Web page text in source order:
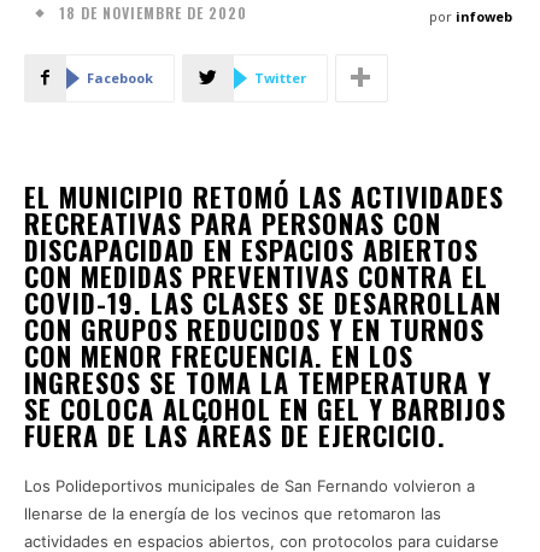
18 DE NOVIEMBRE DE 2020 por infoweb
Facebook Twitter
EL MUNICIPIO RETOMÓ LAS ACTIVIDADES
RECREATIVAS PARA PERSONAS CON
DISCAPACIDAD EN ESPACIOS ABIERTOS
CON MEDIDAS PREVENTIVAS CONTRA EL
COVID-19. LAS CLASES SE DESARROLLAN
CON GRUPOS REDUCIDOS Y EN TURNOS
CON MENOR FRECUENCIA. EN LOS
INGRESOS SE TOMA LA TEMPERATURA Y
SE COLOCA ALCOHOL EN GEL Y BARBIJOS
FUERA DE LAS ÁREAS DE EJERCICIO.
Los Polideportivos municipales de San Fernando volvieron a
llenarse de la energía de los vecinos que retomaron las
actividades en espacios abiertos, con protocolos para cuidarse